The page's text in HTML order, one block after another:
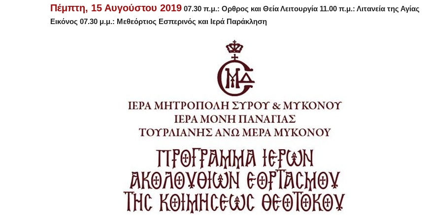
Πέμπτη, 15 Αυγούστου 2019 07.30 π.μ.: Ορθρος και Θεία Λειτουργία 11.00 π.μ.: Λιτανεία της Αγίας
Εικόνος 07.30 μ.μ.: Μεθεόρτιος Εσπερινός και Ιερά Παράκληση